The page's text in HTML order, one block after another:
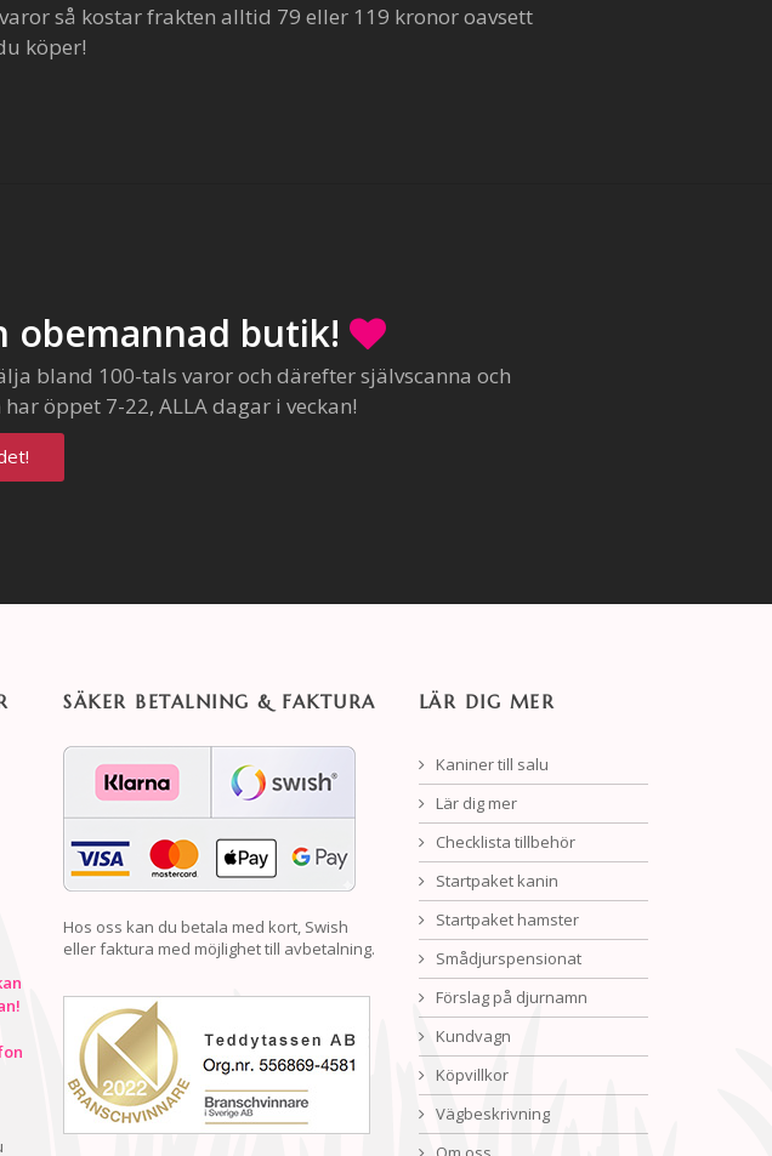
så kostar frakten alltid 79 eller 119 kronor oavsett
köper!
obemannad butik!
bland 100-tals varor och därefter självscanna och
öppet 7-22, ALLA dagar i veckan!
SÄKER BETALNING & FAKTURA
Hos oss kan du betala med kort, Swish
eller faktura med möjlighet till avbetalning.
LÄR DIG MER
Kaniner till salu
Lär dig mer
Checklista tillbehör
Startpaket kanin
Startpaket hamster
Smådjurspensionat
Förslag på djurnamn
Kundvagn
Köpvillkor
Vägbeskrivning